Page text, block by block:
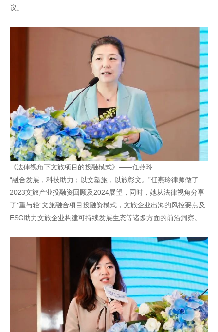
议。
《法律视角下文旅项目的投融模式》——任燕玲
“融合发展，科技助力；以文塑旅，以旅彰文。”任燕玲律师做了
2023文旅产业投融资回顾及2024展望，同时，她从法律视角分享
了“重与轻”文旅融合项目投融资模式，文旅企业出海的风控要点及
ESG助力文旅企业构建可持续发展生态等诸多方面的前沿洞察。